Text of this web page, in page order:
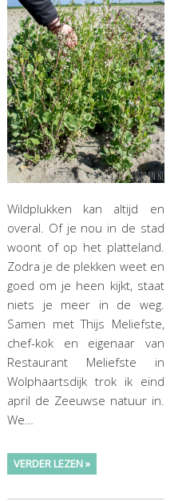
Wildplukken kan altijd en
overal. Of je nou in de stad
woont of op het platteland.
Zodra je de plekken weet en
goed om je heen kijkt, staat
niets je meer in de weg.
Samen met Thijs Meliefste,
chef-kok en eigenaar van
Restaurant Meliefste in
Wolphaartsdijk trok ik eind
april de Zeeuwse natuur in.
We…
VERDER LEZEN »